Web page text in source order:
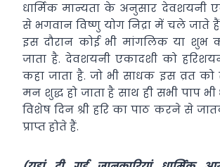
धार्मिक मान्यता के अनुसार देवशयनी
से भगवान विष्णु योग निद्रा में चले जाते
इस दौरान कोई भी मांगलिक या शुभ
जाता है. देवशयनी एकादशी को
कहा जाता है. जो भी साधक इस व्रत
मन शुद्ध हो जाता है साथ ही सभी पाप
विशेष दिन श्री हरि का पाठ करने से
प्राप्त होते हैं.